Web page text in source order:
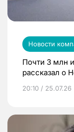
Новости
Почти 3 млн
рассказал о
20:10 / 25.07.26